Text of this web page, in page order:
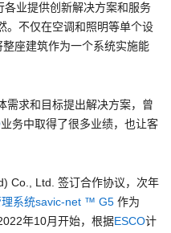
业提供创新解决方案和服务
。不仅在空调和照明等单个设
座建筑作为一个系统实施能
需求和目标提出解决方案，曾
业务中取得了很多业绩，也让客
Co., Ltd. 签订合作协议，次年
理系统savic-net ™ G5 作为
年10月开始，根据ESCO计